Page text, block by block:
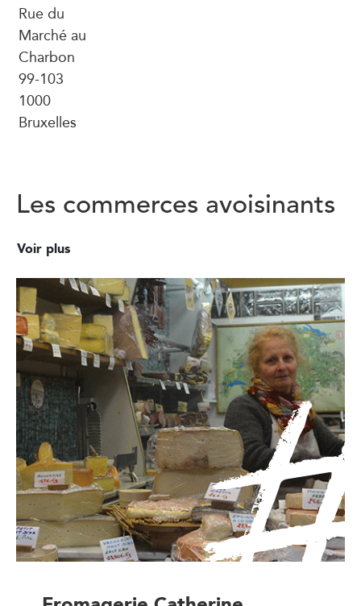
Rue du
Marché au
Charbon
99-103
1000
Bruxelles
Les commerces avoisinants
Voir plus